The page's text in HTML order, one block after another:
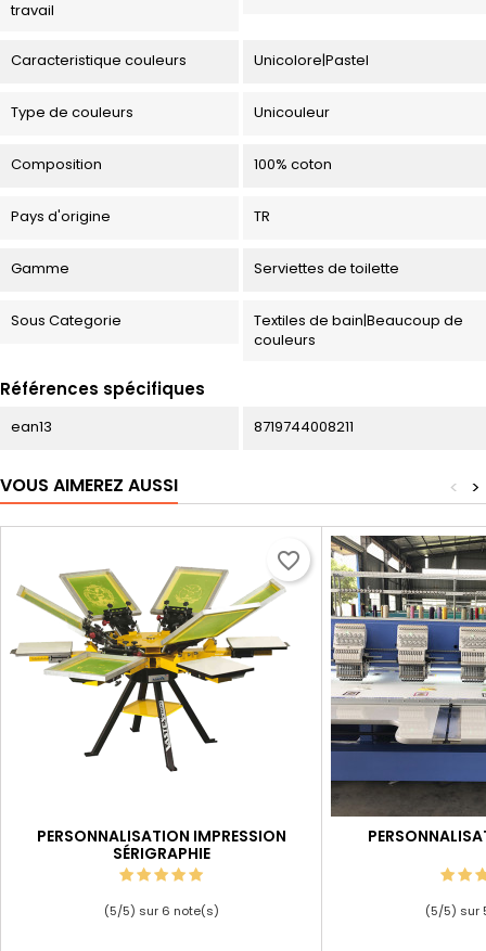
travail
Caracteristique couleurs Unicolore|Pastel
Type de couleurs Unicouleur
Composition 100% coton
Pays d'origine TR
Gamme Serviettes de toilette
Sous Categorie
Textiles de bain|Beaucoup de
couleurs
Références spécifiques
ean13 8719744008211
VOUS AIMEREZ AUSSI >
<
PERSONNALISATION IMPRESSION
SÉRIGRAPHIE
(5/5) sur 6 note(s)
favorite_border
(5/5) sur